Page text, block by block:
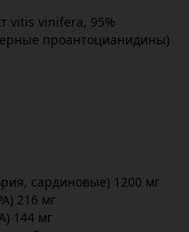
vitis vinifera, 95%
проантоцианидины)
сардиновые) 1200 мг
216 мг
144 мг